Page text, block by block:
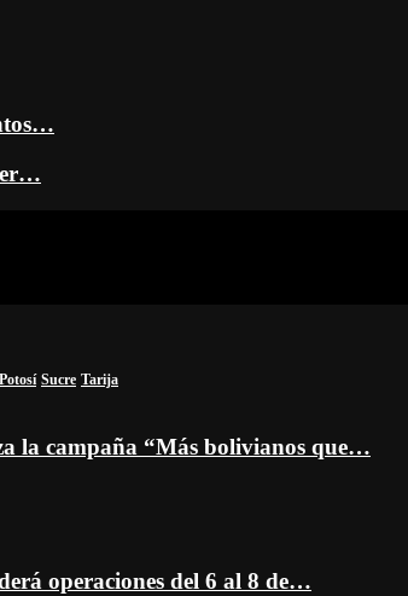
Potosí Sucre Tarija
la campaña “Más bolivianos que…
operaciones del 6 al 8 de…